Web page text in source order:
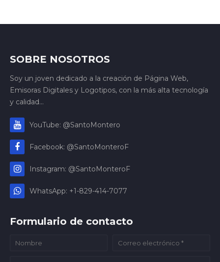
SOBRE NOSOTROS
Soy un joven dedicado a la creación de Página Web,
Emisoras Digitales y Logotipos, con la más alta tecnología
y calidad...
YouTube: @SantoMontero
Facebook: @SantoMonteroF
Instagram: @SantoMonteroF
WhatsApp: +1-829-414-7077
Formulario de contacto